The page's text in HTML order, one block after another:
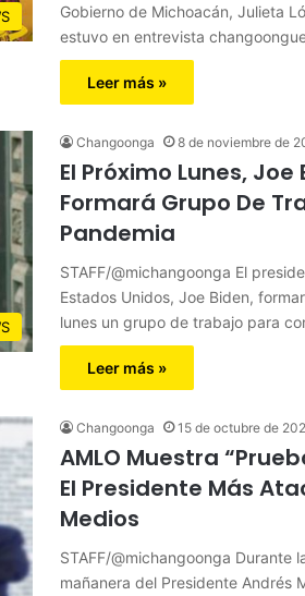
Gobierno de Michoacán, Julieta
estuvo en entrevista
Leer más »
Changoonga 8 de noviembre de
El Próximo Lunes, Joe
Formará Grupo De
Pandemia
STAFF/@michangoonga El
Estados Unidos, Joe Biden,
lunes un grupo de trabajo para
Leer más »
Changoonga 15 de octubre de
AMLO Muestra
El Presidente Más
Medios
STAFF/@michangoonga Durante
mañanera del Presidente Andrés